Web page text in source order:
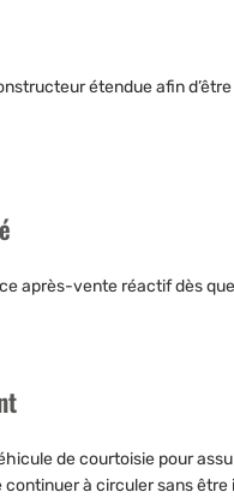
étendue afin
après-vente réactif dès
de courtoisie pour
à circuler sans être